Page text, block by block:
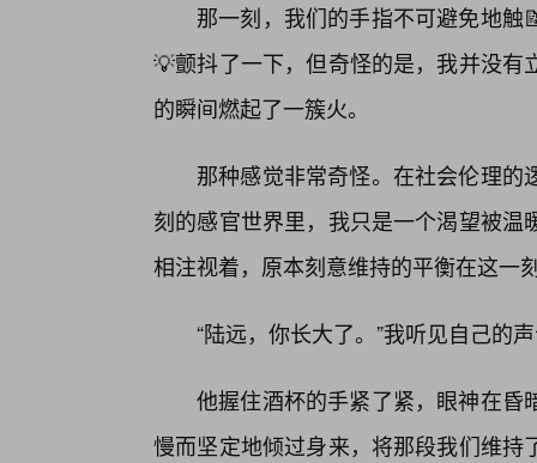
那一刻，我们的手指不可避免地
💡颤抖了一下，但奇怪的是，我并没
的瞬间燃起了一簇火。
那种感觉非常奇怪。在社会伦理
刻的感官世界里，我只是一个渴望被
相注视着，原本刻意维持的平衡在这一
“陆远，你长大了。”我听见自己的
他握住酒杯的手紧了紧，眼神在昏
慢而坚定地倾过身来，将那段我们维